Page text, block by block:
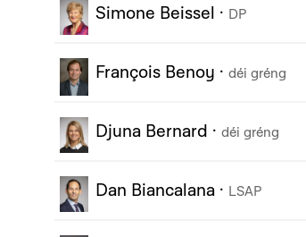
Simone Beissel · DP
François Benoy · déi gréng
Djuna Bernard · déi gréng
Dan Biancalana · LSAP